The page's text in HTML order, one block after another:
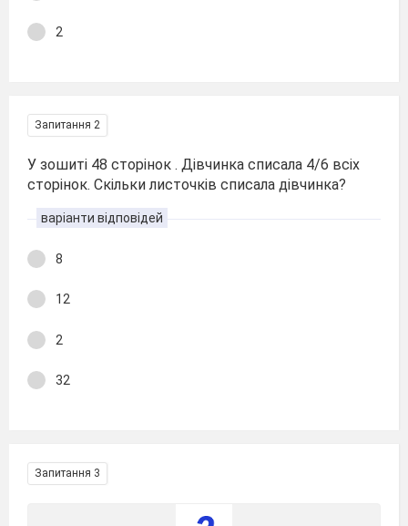
2
Запитання 2
У зошиті 48 сторінок . Дівчинка списала 4/6 всіх
сторінок. Скільки листочків списала дівчинка?
варіанти відповідей
8
12
2
32
Запитання 3